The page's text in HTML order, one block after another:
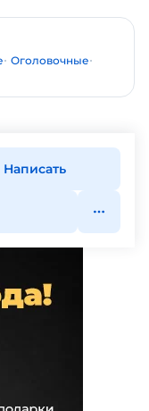
Оголовочные
Написать